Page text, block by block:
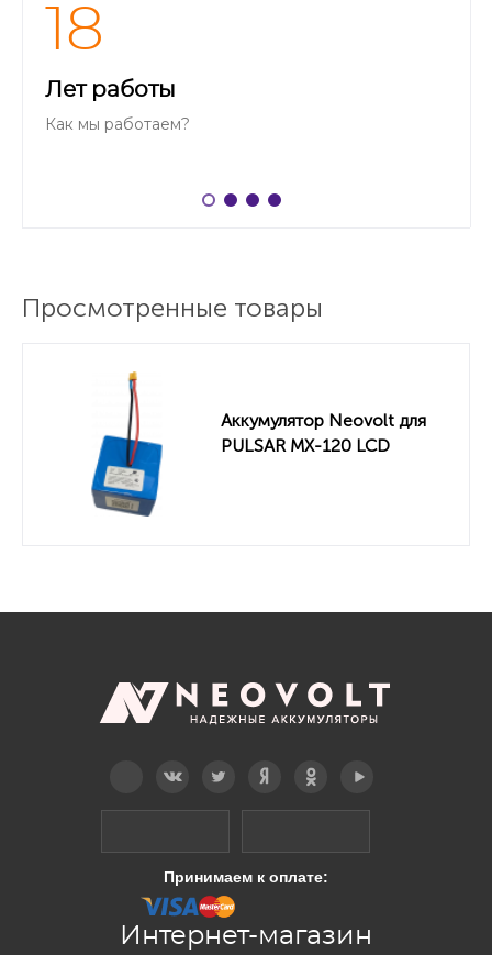
18
Лет работы
Как мы работаем?
Просмотренные товары
Аккумулятор Neovolt для
PULSAR MX-120 LCD
Принимаем к оплате:
Интернет-магазин